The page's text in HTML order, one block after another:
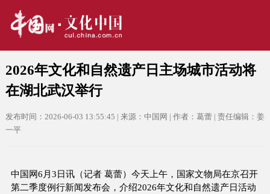
2026年文化和自然遗产日主场城市活动将
在湖北武汉举行
发布时间：2026-06-03 13:55:45 | 来源：中国网 | 作者：葛蕾 | 责任编辑：姜
一平
中国网6月3日讯（记者 葛蕾）今天上午，国家文物局在京召开
第二季度例行新闻发布会，介绍2026年文化和自然遗产日活动